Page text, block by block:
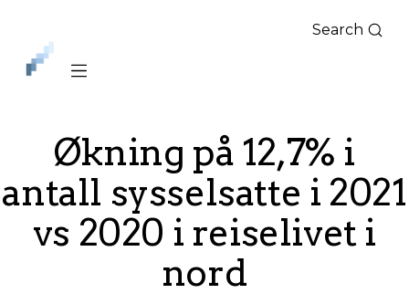
iLag
Nord
Norge
Search
Økning på 12,7% i
antall sysselsatte i 2021
vs 2020 i reiselivet i
nord